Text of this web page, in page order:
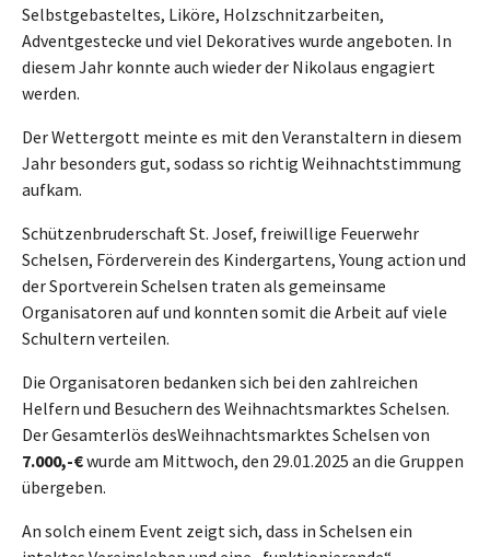
Selbstgebasteltes, Liköre, Holzschnitzarbeiten,
Adventgestecke und viel Dekoratives wurde angeboten. In
diesem Jahr konnte auch wieder der Nikolaus engagiert
werden.
Der Wettergott meinte es mit den Veranstaltern in diesem
Jahr besonders gut, sodass so richtig Weihnachtstimmung
aufkam.
Schützenbruderschaft St. Josef, freiwillige Feuerwehr
Schelsen, Förderverein des Kindergartens, Young action und
der Sportverein Schelsen traten als gemeinsame
Organisatoren auf und konnten somit die Arbeit auf viele
Schultern verteilen.
Die Organisatoren bedanken sich bei den zahlreichen
Helfern und Besuchern des Weihnachtsmarktes Schelsen.
Der Gesamterlös desWeihnachtsmarktes Schelsen von
7.000,-€wurde am Mittwoch, den 29.01.2025 an die Gruppen
übergeben.
An solch einem Event zeigt sich, dass in Schelsen ein